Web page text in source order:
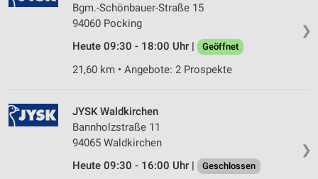
❯
Bgm.-Schönbauer-Straße 15
94060 Pocking
Heute 09:30 - 18:00 Uhr |
Geöffnet
21,60 km • Angebote: 2 Prospekte
❯
JYSK Waldkirchen
Bannholzstraße 11
94065 Waldkirchen
Heute 09:30 - 16:00 Uhr |
Geschlossen